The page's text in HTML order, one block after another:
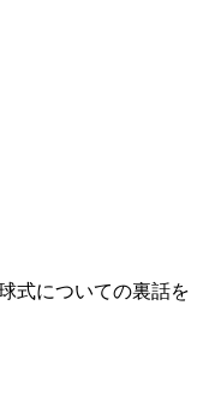
式についての裏話を